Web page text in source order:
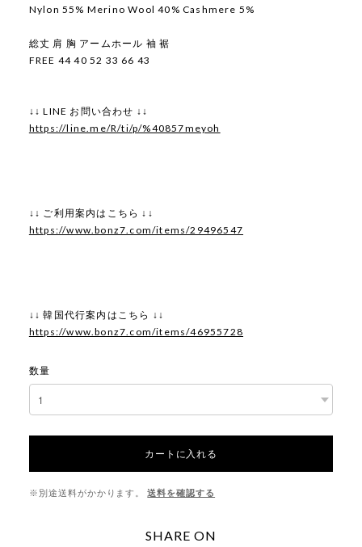
Nylon 55% Merino Wool 40% Cashmere 5%
総丈 肩 胸 アームホール 袖 裾
FREE 44 40 52 33 66 43
↓↓ LINE お問い合わせ ↓↓
https://line.me/R/ti/p/%40857meyoh
↓↓ ご利用案内はこちら ↓↓
https://www.bonz7.com/items/29496547
↓↓ 韓国代行案内はこちら ↓↓
https://www.bonz7.com/items/46955728
数量
カートに入れる
※別途送料がかかります。 送料を確認する
SHARE ON